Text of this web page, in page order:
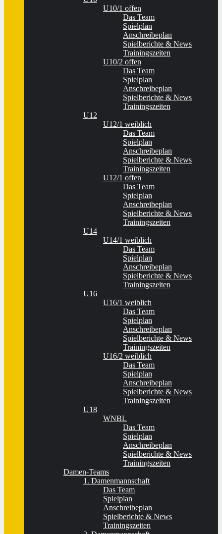
U10/1 offen
Das Team
Spielplan
Anschreibeplan
Spielberichte & News
Trainingszeiten
U10/2 offen
Das Team
Spielplan
Anschreibeplan
Spielberichte & News
Trainingszeiten
U12
U12/1 weiblich
Das Team
Spielplan
Anschreibeplan
Spielberichte & News
Trainingszeiten
U12/1 offen
Das Team
Spielplan
Anschreibeplan
Spielberichte & News
Trainingszeiten
U14
U14/1 weiblich
Das Team
Spielplan
Anschreibeplan
Spielberichte & News
Trainingszeiten
U16
U16/1 weiblich
Das Team
Spielplan
Anschreibeplan
Spielberichte & News
Trainingszeiten
U16/2 weiblich
Das Team
Spielplan
Anschreibeplan
Spielberichte & News
Trainingszeiten
U18
WNBL
Das Team
Spielplan
Anschreibeplan
Spielberichte & News
Trainingszeiten
Damen-Teams
1. Damenmannschaft
Das Team
Spielplan
Anschreibeplan
Spielberichte & News
Trainingszeiten